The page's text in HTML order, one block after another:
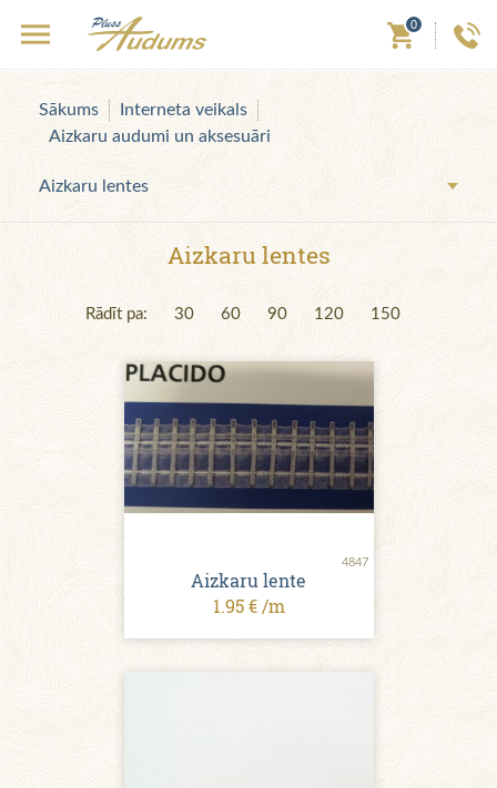
0
Sākums
Interneta veikals
Aizkaru audumi un aksesuāri
Aizkaru lentes
Aizkaru lentes
Rādīt pa: 30 60 90 120 150
4847
Aizkaru lente
1.95 € /m